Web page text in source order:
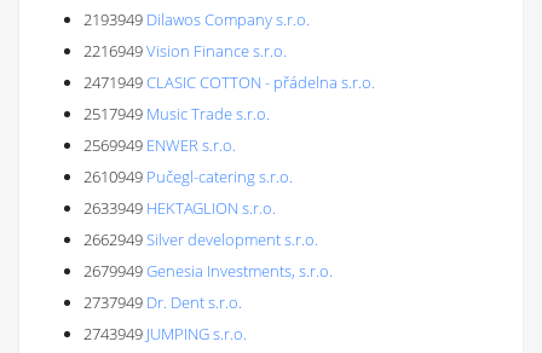
2193949 Dilawos Company s.r.o.
2216949Vision Finance s.r.o.
2471949CLASIC COTTON - přádelna s.r.o.
2517949 Music Trade s.r.o.
2569949 ENWER s.r.o.
2610949 Pučegl-catering s.r.o.
2633949 HEKTAGLION s.r.o.
2662949Silver development s.r.o.
2679949Genesia Investments, s.r.o.
2737949 Dr. Dent s.r.o.
2743949 JUMPING s.r.o.